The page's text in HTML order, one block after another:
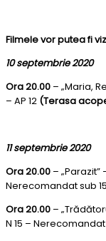
Filmele vor putea fi
10 septembrie 2020
Ora 20.00 – „Maria,
– AP 12 (Terasa
11 septembrie 2020
Ora 20.00 –
Nerecomandat sub
Ora 20.00 –
N 15 – Nerecomandat